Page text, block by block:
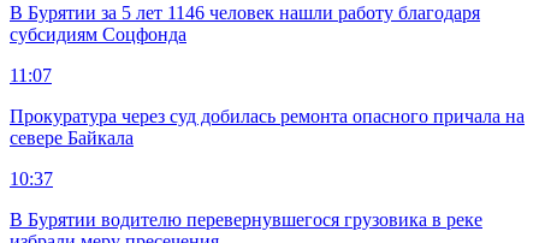
В Бурятии за 5 лет 1146 человек нашли работу благодаря
субсидиям Соцфонда
11:07
Прокуратура через суд добилась ремонта опасного причала на
севере Байкала
10:37
В Бурятии водителю перевернувшегося грузовика в реке